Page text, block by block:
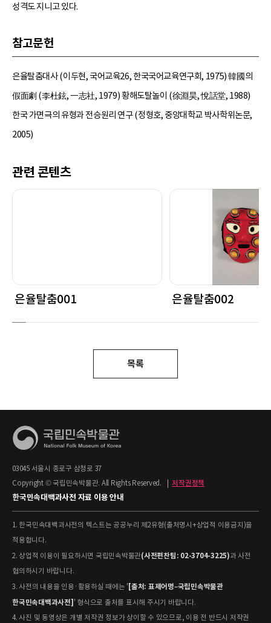
성격도 지니고 있다.
참고문헌
은율탈춤대사 (이두현, 국어교육26, 한국국어교육연구회, 1975) 韓國의
假面劇 (李杜鉉, 一志社, 1979) 황해도탈놀이 (徐淵昊, 悅話堂, 1988)
한국 가면극의 유형과 전승원리 연구 (정형호, 중앙대학교 박사학위논문,
2005)
관련 콘텐츠
은율탈춤001 은율탈춤002
목록
03045 서울시 종로구 삼청로 37
Copyright © 국립민속박물관. All Rights Reserved.
저작권정책
한국민속대백과사전 자료 이용 안내
1. 한국민속대백과사전의 텍스트는 공공누리 제2유형(출처명시+상업적 이용금지)을
적용합니다.
2. 상업적 이용이 필요하시면 국립민속박물관(사전편찬팀: 02-3704-3225)과 사전
협의하시기 바랍니다.
3. 사전의 내용을 인용·활용하실 때에는 ' [출처: 표제어명–국립민속박물관
한국민속대백과사전] ' 형식으로 출처를 표시해 주시기 바랍니다.
4. 사진 및 동영상은 개별 저작권 정보가 상이할 수 있으므로, 이용 전 반드시 저작권